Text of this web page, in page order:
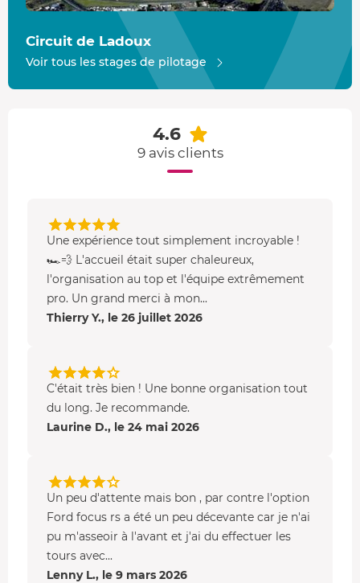
Circuit de Ladoux
Voir tous les stages de pilotage
4.6
9 avis clients
​Une expérience tout simplement incroyable !
🏎️💨 L'accueil était super chaleureux,
l'organisation au top et l'équipe extrêmement
pro. Un grand merci à mon...
Thierry Y., le 26 juillet 2026
C'était très bien ! Une bonne organisation tout
du long. Je recommande.
Laurine D., le 24 mai 2026
Un peu d'attente mais bon , par contre l'option
Ford focus rs a été un peu décevante car je n'ai
pu m'asseoir à l'avant et j'ai du effectuer les
tours avec...
Lenny L., le 9 mars 2026